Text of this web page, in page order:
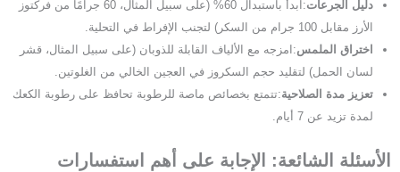
دليل الجرعات
:ابدأ باستبدال 60% (على سبيل المثال، 60 جرامًا من فركتوز
الأرز مقابل 100 جرام من السكر) لتجنب الإفراط في التحلية.
اختراق الملمس:امزجه مع الألياف القابلة للذوبان (على سبيل المثال، قشر
لسان الحمل) لتقليد حجم السكروز في العجين الخالي من الغلوتين.
تعزيز مدة الصلاحية:تتمتع بخصائص ماصة للرطوبة تحافظ على رطوبة الكعك
لمدة تزيد عن 7 أيام.
الأسئلة الشائعة: الإجابة على أهم استفسارات